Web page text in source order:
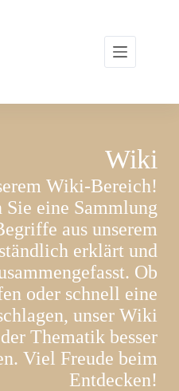
Wiki
Wiki-Bereich!
eine Sammlung
aus unserem
erklärt und
Ob
oder schnell eine
unser Wiki
Thematik besser
Viel Freude beim
Entdecken!